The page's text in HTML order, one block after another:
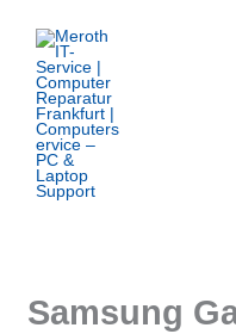
Inhalt
springen
Samsung